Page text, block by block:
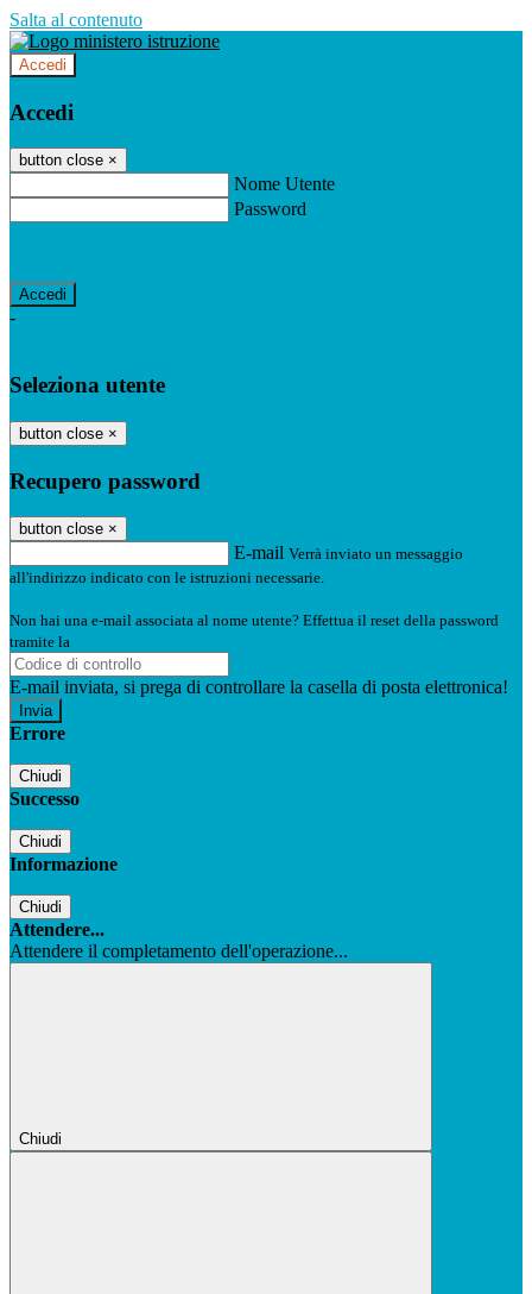
Salta al contenuto
Accedi
Accedi
button close ×
Nome Utente
Password
-
Seleziona utente
button close ×
Recupero password
button close ×
E-mail Verrà inviato un messaggio
all'indirizzo indicato con le istruzioni necessarie.
Non hai una e-mail associata al nome utente? Effettua il reset della password
tramite la
E-mail inviata, si prega di controllare la casella di posta elettronica!
Errore
Chiudi
Successo
Chiudi
Informazione
Chiudi
Attendere...
Attendere il completamento dell'operazione...
Chiudi